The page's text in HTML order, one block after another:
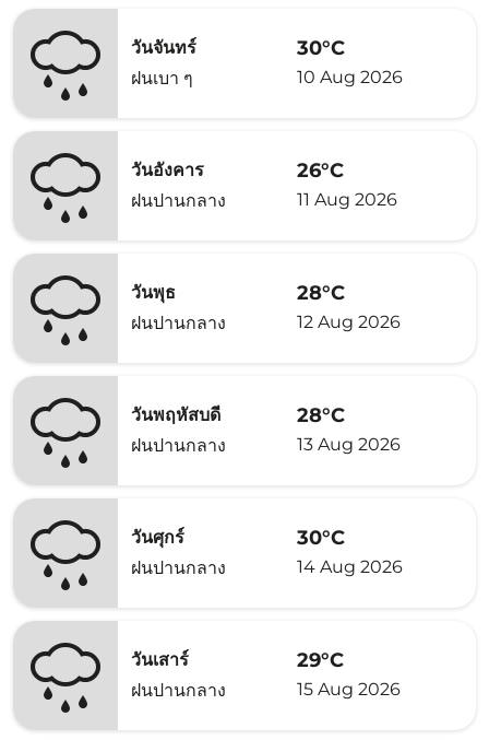
วันจันทร์
ฝนเบา ๆ
30°C
10 Aug 2026
วันอังคาร
ฝนปานกลาง
26°C
11 Aug 2026
วันพุธ
ฝนปานกลาง
28°C
12 Aug 2026
วันพฤหัสบดี
ฝนปานกลาง
28°C
13 Aug 2026
วันศุกร์
ฝนปานกลาง
30°C
14 Aug 2026
วันเสาร์
ฝนปานกลาง
29°C
15 Aug 2026